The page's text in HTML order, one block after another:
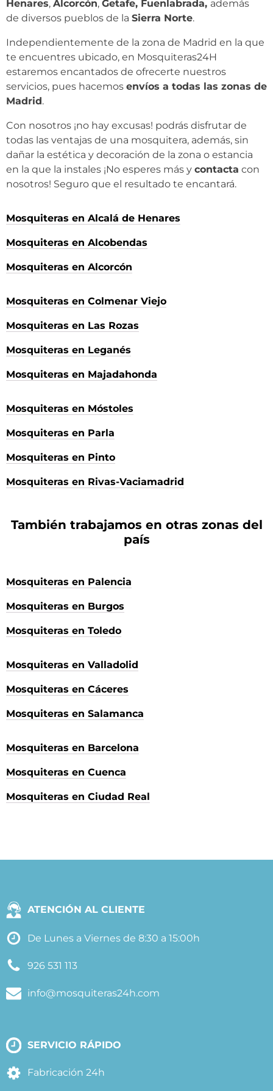
Henares, Alcorcón, Getafe, Fuenlabrada, además
de diversos pueblos de la Sierra Norte.
Independientemente de la zona de Madrid en la que
te encuentres ubicado, en Mosquiteras24H
estaremos encantados de ofrecerte nuestros
servicios, pues hacemos envíos a todas las zonas de
Madrid.
Con nosotros ¡no hay excusas! podrás disfrutar de
todas las ventajas de una mosquitera, además, sin
dañar la estética y decoración de la zona o estancia
en la que la instales ¡No esperes más y contacta con
nosotros! Seguro que el resultado te encantará.
Mosquiteras en Alcalá de Henares
Mosquiteras en Alcobendas
Mosquiteras en Alcorcón
Mosquiteras en Colmenar Viejo
Mosquiteras en Las Rozas
Mosquiteras en Leganés
Mosquiteras en Majadahonda
Mosquiteras en Móstoles
Mosquiteras en Parla
Mosquiteras en Pinto
Mosquiteras en Rivas-Vaciamadrid
También trabajamos en otras zonas del
país
Mosquiteras en Palencia
Mosquiteras en Burgos
Mosquiteras en Toledo
Mosquiteras en Valladolid
Mosquiteras en Cáceres
Mosquiteras en Salamanca
Mosquiteras en Barcelona
Mosquiteras en Cuenca
Mosquiteras en Ciudad Real
ATENCIÓN AL CLIENTE
De Lunes a Viernes de 8:30 a 15:00h
926 531 113
info@mosquiteras24h.com
SERVICIO RÁPIDO
Fabricación 24h